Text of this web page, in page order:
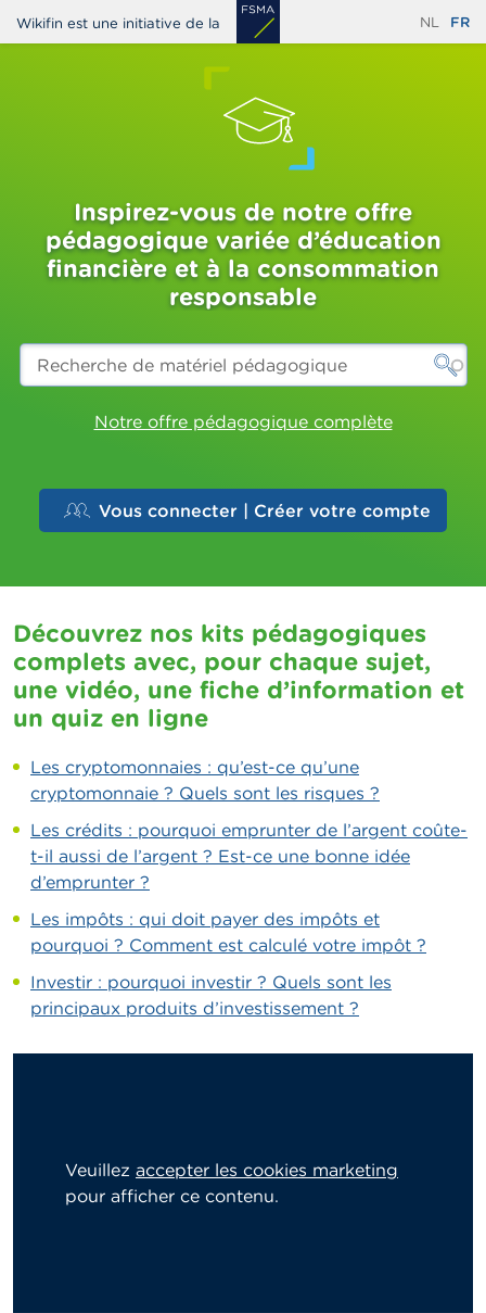
Aller
au
Wikifin est une initiative de la NL FR
Inspirez-vous de notre offre
pédagogique variée d’éducation
financière et à la consommation
responsable
Recherche
matériel
pédagogiqueNotre offre pédagogique complète
Vous connecter | Créer votre compte
Découvrez nos kits pédagogiques
complets avec, pour chaque sujet,
une vidéo, une fiche d’information et
un quiz en ligne
Les cryptomonnaies : qu’est-ce qu’une
cryptomonnaie ? Quels sont les risques ?
Les crédits : pourquoi emprunter de l’argent coûte-
t-il aussi de l’argent ? Est-ce une bonne idée
d’emprunter ?
Les impôts : qui doit payer des impôts et
pourquoi ? Comment est calculé votre impôt ?
Investir : pourquoi investir ? Quels sont les
principaux produits d’investissement ?
Veuillez accepter les cookies marketing
pour afficher ce contenu.